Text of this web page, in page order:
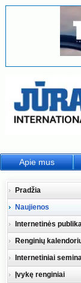
Pradžia
Naujienos
Internetinės
Renginių
Internetiniai
Įvykę renginiai
Apie mus